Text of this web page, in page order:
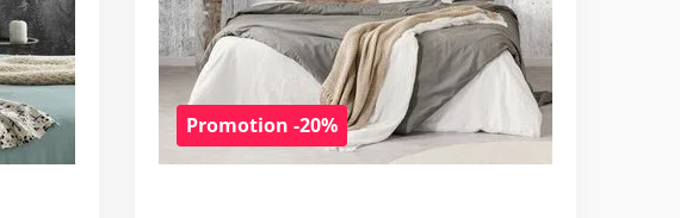
Promotion -20%